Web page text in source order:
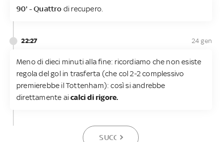
90' - Quattro di recupero.
22:27 24 gen
Meno di dieci minuti alla fine: ricordiamo che non esiste
regola del gol in trasferta (che col 2-2 complessivo
premierebbe il Tottenham): così si andrebbe
direttamente aicalci di rigore.
SUCCESSIVA